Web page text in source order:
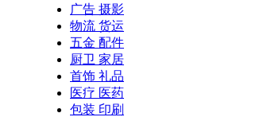
广告 摄影
物流 货运
五金 配件
厨卫 家居
首饰 礼品
医疗 医药
包装 印刷